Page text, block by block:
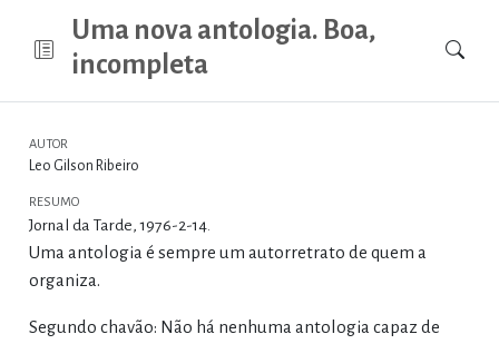
Uma nova antologia. Boa,
incompleta
AUTOR
Leo Gilson Ribeiro
RESUMO
Jornal da Tarde, 1976-2-14.
Uma antologia é sempre um autorretrato de quem a
organiza.
Segundo chavão: Não há nenhuma antologia capaz de